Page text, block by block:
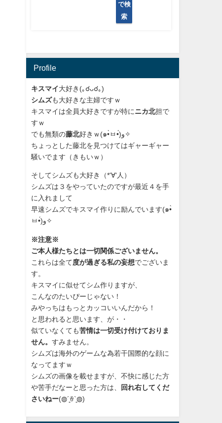
で検
索
Profile
キスマイ大好き(｡☌ᴗ☌｡)
シムズも大好きな主婦ですｗ
キスマイは全員大好きですが特にニカ北担で
すｗ
でも無類の藤北
好きｗ(๑•̀ㅂ•́)و✧
ちょっとした藤北を見つけてはギャーギャー
騒いでます（きもいｗ）
そしてシムズも大好き（*'∀'人）
シムズは３をやっていたのですが最近４を手
に入れまして
早速シムズでキスマイ作りに励んでいます(๑•̀
ㅂ•́)و✧
※注意※
ご本人様たちとは一切関係ございません。
これらは全て度が過ぎる私の妄想でございま
す。
キスマイに似せてシム作りますが、
こんなのたいぴーじゃない！
みやっちはもっとカッコいいんだから！
と思われると思います、が・・
似ていなくても苦情は一切受け付けておりま
せん。 すみません。
シムズは海外のゲームな為若干国際的な顔に
なってますｗ
シムズの画像を載せますが、不快に感じた方
や苦手だなーと思った方は、 回れ右してくだ
さいねー(◍´͈ꈊ`͈◍)